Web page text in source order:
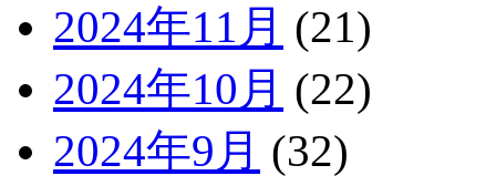
2024年11月 (21)
2024年10月 (22)
2024年9月 (32)